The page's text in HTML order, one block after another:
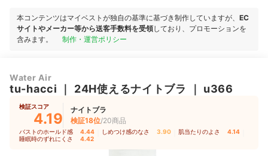
本コンテンツはマイベストが独自の基準に基づき制作していますが、 EC
サイトやメーカー等から送客手数料を受領しており、プロモーションを
含みます。
制作・運営ポリシー
Water Air
tu-hacci 24H使えるナイトブラ u366
検証スコア
4.19
ナイトブラ
検証18位/20商品
バストのホールド感 4.44 しめつけ感のなさ 3.90 肌当たりのよさ 4.14
睡眠時のずれにくさ 4.42